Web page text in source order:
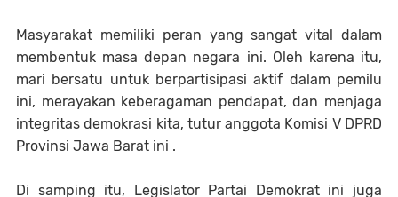
Masyarakat memiliki peran yang sangat vital dalam
membentuk masa depan negara ini. Oleh karena itu,
mari bersatu untuk berpartisipasi aktif dalam pemilu
ini, merayakan keberagaman pendapat, dan menjaga
integritas demokrasi kita, tutur anggota Komisi V DPRD
Provinsi Jawa Barat ini .
Di samping itu, Legislator Partai Demokrat ini juga